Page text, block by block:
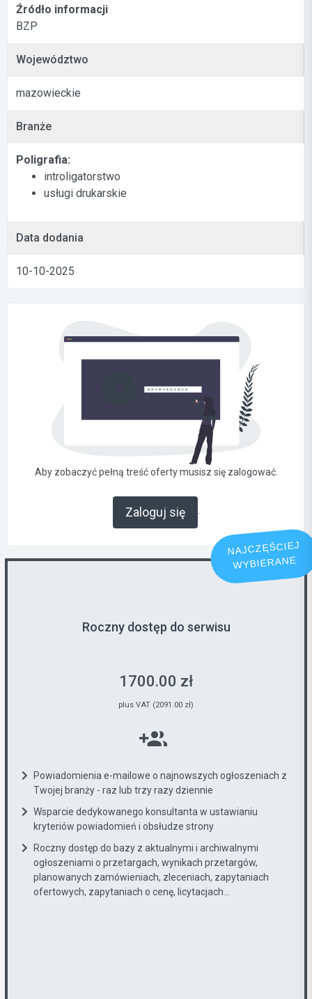
Źródło informacji
BZP
Województwo
mazowieckie
Branże
Poligrafia:
introligatorstwo
usługi drukarskie
Data dodania
10-10-2025
Aby zobaczyć pełną treść oferty musisz się zalogować.
Zaloguj się .
NAJCZĘŚCIEJ
WYBIERANE
Roczny dostęp do serwisu
1700.00 zł
plus VAT (2091.00 zł)
Powiadomienia e-mailowe o najnowszych ogłoszeniach z
Twojej branży - raz lub trzy razy dziennie
Wsparcie dedykowanego konsultanta w ustawianiu
kryteriów powiadomień i obsłudze strony
Roczny dostęp do bazy z aktualnymi i archiwalnymi
ogłoszeniami o przetargach, wynikach przetargów,
planowanych zamówieniach, zleceniach, zapytaniach
ofertowych, zapytaniach o cenę, licytacjach...